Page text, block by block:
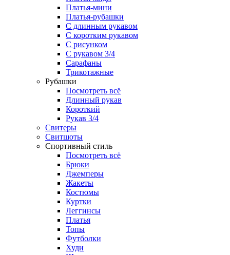
Платья-мини
Платья-рубашки
С длинным рукавом
С коротким рукавом
С рисунком
С рукавом 3/4
Сарафаны
Трикотажные
Рубашки
Посмотреть всё
Длинный рукав
Короткий
Рукав 3/4
Свитеры
Свитшоты
Спортивный стиль
Посмотреть всё
Брюки
Джемперы
Жакеты
Костюмы
Куртки
Леггинсы
Платья
Топы
Футболки
Худи